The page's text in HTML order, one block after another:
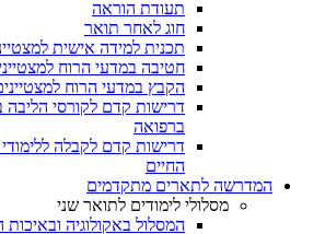
תעודת הוראה
חוג לאחר תואר
תכנית למידה אישית
חטיבה במדעי הרוח
הקבץ במדעי הרוח
דרישות קדם לקורסי
ברפואה
דרישות קדם לקבלה ללימודי
החיים
המדרשה לתארים מתקדמים
מסלולי לימודים לתואר שני